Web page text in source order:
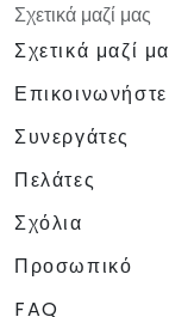
Σχετικά μαζί μας
Σχετικά μαζί
Συνεργάτες
Πελάτες
Σχόλια
Προσωπικό
FAQ